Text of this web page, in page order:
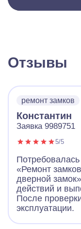
Отзывы
ремонт замков
Константин
Заявка 9989751
5/5
Потребовалась
«Ремонт
дверной
действий и
После
эксплуатации.